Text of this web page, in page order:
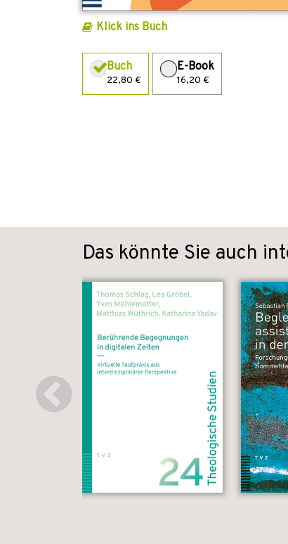
Klick ins Buch
Buch
22,80 €
E-Book
16,20 €
Das könnte Sie auch